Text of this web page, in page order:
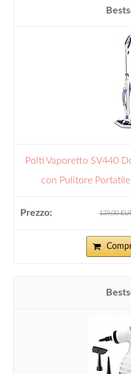
Polti Vaporetto SV440
con Pulitore
139,00